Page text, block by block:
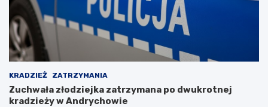
i
p
o
p
a
n
d
e
m
KRADZIEŻ ZATRZYMANIA
Zuchwała złodziejka zatrzymana po dwukrotnej
kradzieży w Andrychowie